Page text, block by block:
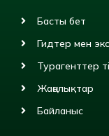
Басты бет
Гидтер мен
Турагенттер
Жаңалықтар
Байланыс